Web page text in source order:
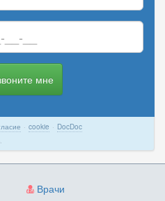
номер
телефона
мне
· cookie · DocDoc
Врачи